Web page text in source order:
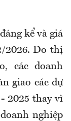
kể và giá
2026. Do thị
các doanh
giao các dự
2025 thay vì
nghiệp